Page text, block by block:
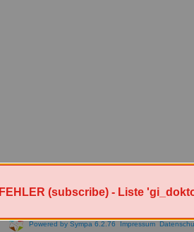
Powered by Sympa 6.2.76 Impressum
FEHLER (subscribe) - Liste